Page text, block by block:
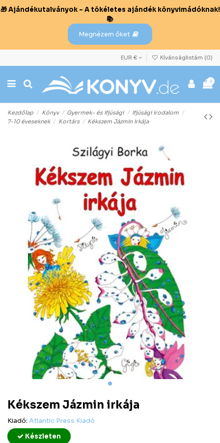
🎁 Ajándékutalványok – A tökéletes ajándék könyvimádóknak!
📚
Megnézem őket
EUR € Kívánságlistám (0)
0
Kezdőlap Könyv Gyermek- és ifjúsági
Ifjúsági irodalom
7-10 éveseknek
Kortárs Kékszem Jázmin irkája
Kékszem Jázmin irkája
Kiadó: Atlantic Press Kiadó
Készleten